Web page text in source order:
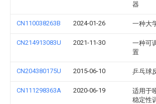
器
CN110038263B 2024-01-26 一种大
CN214913083U 2021-11-30
一种可
置
CN204380175U 2015-06-10 乒乓球
CN111298363A 2020-06-19
适用于
稳定性